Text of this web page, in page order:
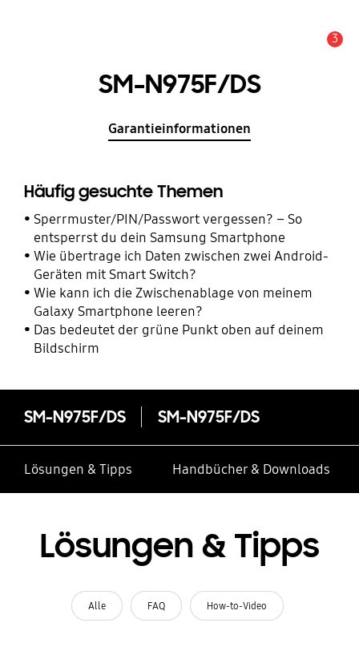
3
SM-N975F/DS
Garantieinformationen
Häufig gesuchte Themen
Sperrmuster/PIN/Passwort vergessen? – So
entsperrst du dein Samsung Smartphone
Wie übertrage ich Daten zwischen zwei Android-
Geräten mit Smart Switch?
Wie kann ich die Zwischenablage von meinem
Galaxy Smartphone leeren?
Das bedeutet der grüne Punkt oben auf deinem
Bildschirm
SM-N975F/DS SM-N975F/DS
Lösungen & Tipps Handbücher & Downloads
Lösungen & Tipps
Alle FAQ How-to-Video